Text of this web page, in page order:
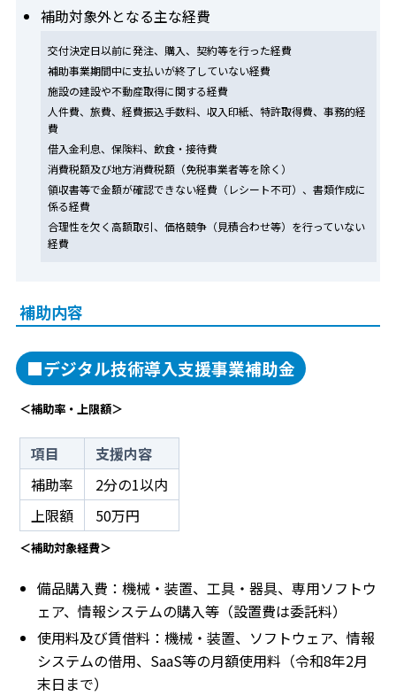
補助対象外となる主な経費
交付決定日以前に発注、購入、契約等を行った経費
補助事業期間中に支払いが終了していない経費
施設の建設や不動産取得に関する経費
人件費、旅費、経費振込手数料、収入印紙、特許取得費、事務的経
費
借入金利息、保険料、飲食・接待費
消費税額及び地方消費税額（免税事業者等を除く）
領収書等で金額が確認できない経費（レシート不可）、書類作成に
係る経費
合理性を欠く高額取引、価格競争（見積合わせ等）を行っていない
経費
補助内容
■デジタル技術導入支援事業補助金
＜補助率・上限額＞
項目
支援内容
補助率
2分の1以内
上限額
50万円
＜補助対象経費＞
備品購入費：機械・装置、工具・器具、専用ソフトウ
ェア、情報システムの購入等（設置費は委託料）
使用料及び賃借料：機械・装置、ソフトウェア、情報
システムの借用、SaaS等の月額使用料（令和8年2月
末日まで）